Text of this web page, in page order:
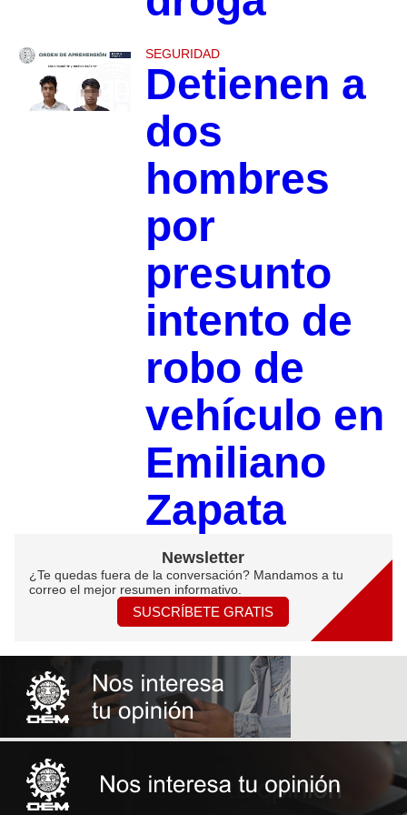
SEGURIDAD
Detienen a
dos
hombres
por
presunto
intento de
robo de
vehículo en
Emiliano
Zapata
Newsletter
¿Te quedas fuera de la conversación? Mandamos a tu
correo el mejor resumen informativo.
SUSCRÍBETE GRATIS